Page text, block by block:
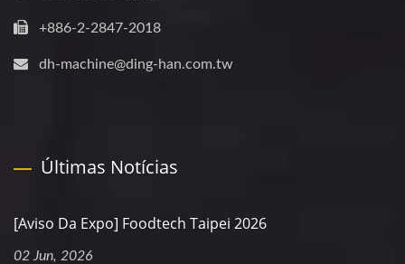
+886-2-2847-2018
dh-machine@ding-han.com.tw
Últimas Notícias
[Aviso Da Expo] Foodtech Taipei 2026
02 Jun, 2026